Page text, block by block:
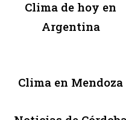
Clima de hoy en
Argentina
Clima en Mendoza